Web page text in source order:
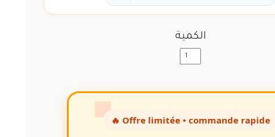
الكمية
🔥 Offre limitée • commande rapide